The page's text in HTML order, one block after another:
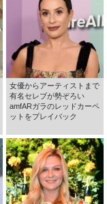
女優からアーティストまで
有名セレブが勢ぞろい
amfARガラのレッドカーペ
ットをプレイバック